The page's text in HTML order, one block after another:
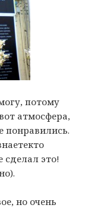
потому
атмосфера,
понравились.
сделал это!
но очень